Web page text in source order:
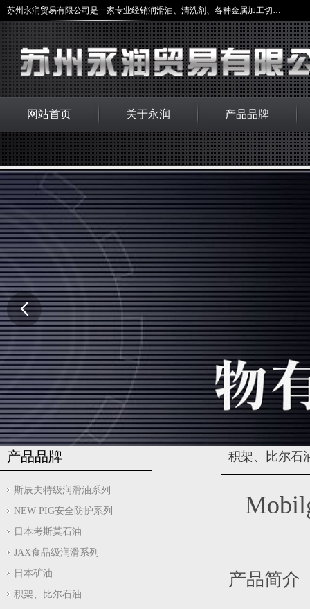
苏州永润贸易有限公司是一家专业经销润滑油、清洗剂、各种金属加工切削液及安全和环境维护等产品，
网站首页 关于永润 产品品牌
产品品牌
斯辰夫特级润滑油系列
NEW PIG安全防护系列
日本考斯莫石油
JAX食品级润滑系列
日本矿油
积架、比尔石油
积架、比尔石
产品简介